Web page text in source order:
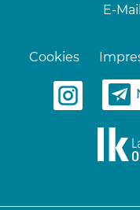
E-
Cookies